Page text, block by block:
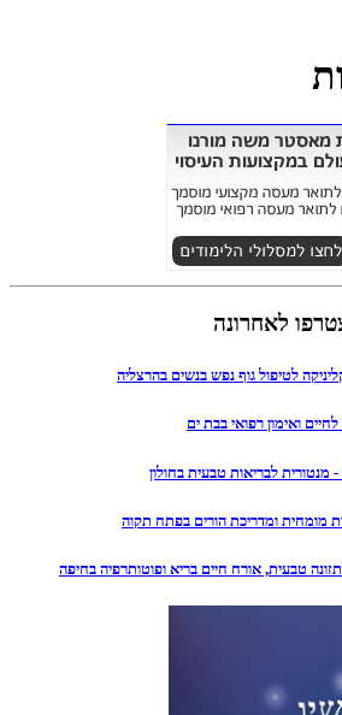
לאחרונה
לטיפול גוף נפש בנשים בהרצליה
לחיים ואימון רפואי בבת ים
מנטורית לבריאות טבעית בחולון
מומחית ומדריכת הורים בפתח תקוה
טבעית, אורח חיים בריא ופוטותרפיה בחיפה